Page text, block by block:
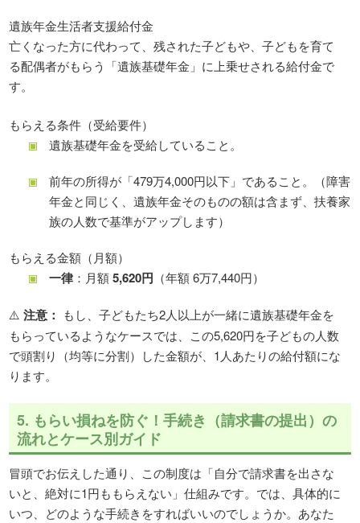
遺族年金生活者支援給付金
亡くなった方に代わって、残された子どもや、子どもを育て
る配偶者がもらう「遺族基礎年金」に上乗せされる給付金で
す。
もらえる条件（受給要件）
遺族基礎年金を受給していること。
前年の所得が「479万4,000円以下」であること。（障害
年金と同じく、遺族年金そのものの額は含まず、扶養家
族の人数で基準がアップします）
もらえる金額（月額）
一律 ：月額5,620円 （年額 6万7,440円）
⚠️注意：
もし、子どもたち2人以上が一緒に遺族基礎年金を
もらっているようなケースでは、この5,620円を子どもの人数
で頭割り（均等に分割）した金額が、1人あたりの給付額にな
ります。
5. もらい損ねを防ぐ！手続き（請求書の提出）の
流れとケース別ガイド
冒頭でお伝えした通り、この制度は「自分で請求書を出さな
いと、絶対に1円ももらえない」仕組みです。では、具体的に
いつ、どのような手続きをすればいいのでしょうか。あなた